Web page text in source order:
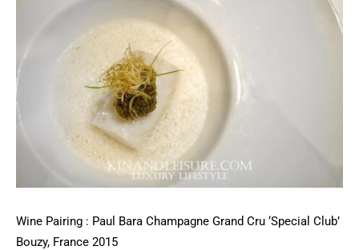
Wine Pairing : Paul Bara Champagne Grand Cru ‘Special Club’
Bouzy, France 2015